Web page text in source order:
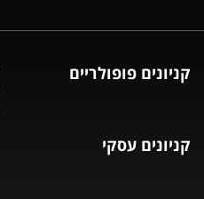
קניונים פופולריים
קניונים עסקי